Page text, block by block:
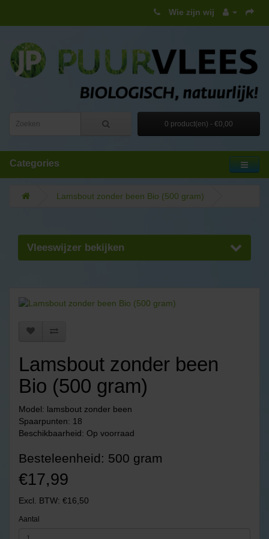
Wie zijn wij
0 product(en) - €0,00
Categories
Lamsbout zonder been Bio (500 gram)
Vleeswijzer bekijken
Lamsbout zonder been
Bio (500 gram)
Model: lamsbout zonder been
Spaarpunten: 18
Beschikbaarheid: Op voorraad
Besteleenheid: 500 gram
€17,99
Excl. BTW: €16,50
Aantal